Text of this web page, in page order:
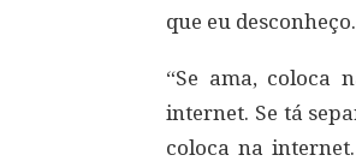
que eu desconheço.
“Se ama, coloca
internet. Se tá
coloca na